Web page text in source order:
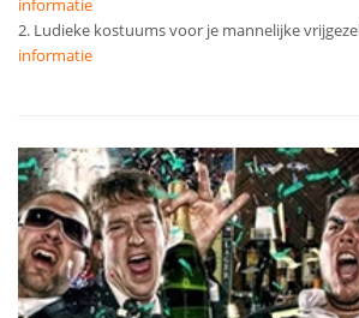
informatie
2. Ludieke kostuums voor je mannelijke
informatie